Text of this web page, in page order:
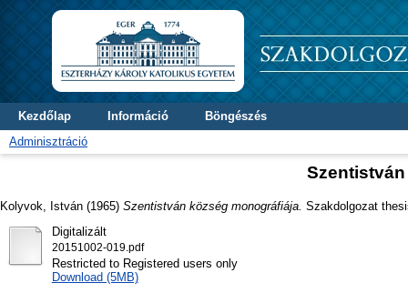
Kezdőlap Információ
Böngészés
Adminisztráció
Kolyvok, István (1965) Szentistván község monográfiája. Szakdolgozat
Digitalizált
20151002-019.pdf
Restricted to Registered users only
Download (5MB)